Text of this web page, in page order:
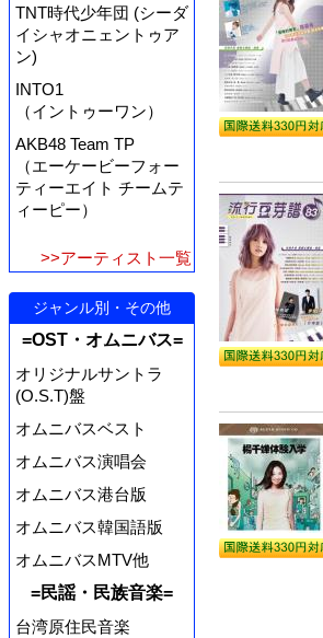
TNT時代少年団 (シーダ
イシャオニェントゥア
ン)
INTO1
（イントゥーワン）
AKB48 Team TP
（エーケービーフォー
ティーエイト チームテ
ィーピー）
>>アーティスト一覧
ジャンル別・その他
=OST・オムニバス=
オリジナルサントラ
(O.S.T)盤
オムニバスベスト
オムニバス演唱会
オムニバス港台版
オムニバス韓国語版
オムニバスMTV他
=民謡・民族音楽=
台湾原住民音楽